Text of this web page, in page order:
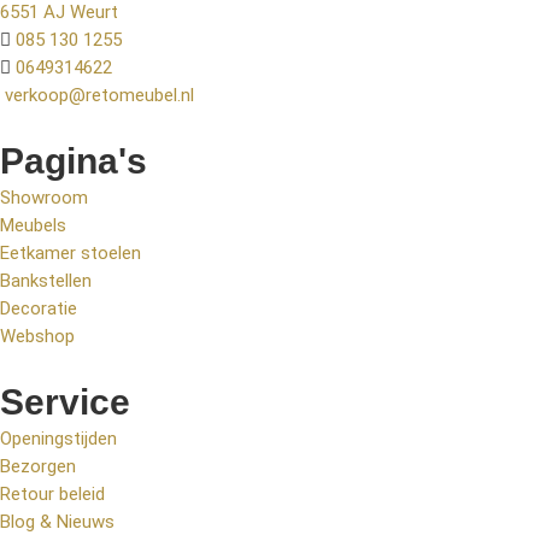
6551 AJ Weurt
085 130 1255
0649314622
verkoop@retomeubel.nl
Pagina's
Showroom
Meubels
Eetkamer stoelen
Bankstellen
Decoratie
Webshop
Service
Openingstijden
Bezorgen
Retour beleid
Blog & Nieuws